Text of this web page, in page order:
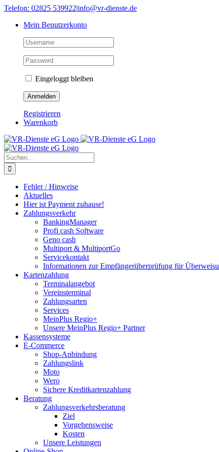
Skip
content
Telefon: 02825 539922|info@vr-dienste.de
Mein Benutzerkonto
Eingeloggt bleiben
Registrieren
Warenkorb
Suche
nach:
Fehler / Hinweise
Aktuelles
Hier ist Payment zuhause!
Zahlungsverkehr
BankingManager
Profi cash Software
Geno cash
Multiport & MultiportGo
Servicekontakt
Informationen zur Empfängerüberprüfung für
Kartenzahlung
Terminalangebot
Vereinsterminal
Zahlungsarten
Services
MeinPlus Regio+
Unsere MeinPlus Regio+ Partner
Kassensysteme
E-Commerce
Shop-Anbindung
Zahlungslink
Moto
Wero
Sichere Kreditkartenzahlung
Beratung
Zahlungsverkehrsberatung
Ziel
Vorgehensweise
Kosten
Unsere Leistungen